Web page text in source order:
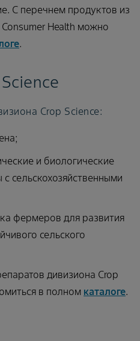
С перечнем продуктов из
Health можно
.
Crop Science:
и биологические
сельскохозяйственными
фермеров для развития
сельского
дивизиона Crop
в полном каталоге.